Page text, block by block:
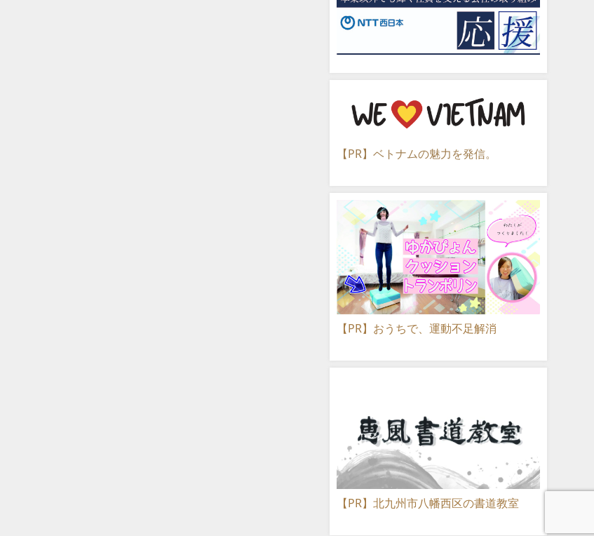
【PR】ベトナムの魅力を発信。
【PR】おうちで、運動不足解消
【PR】北九州市八幡西区の書道教室